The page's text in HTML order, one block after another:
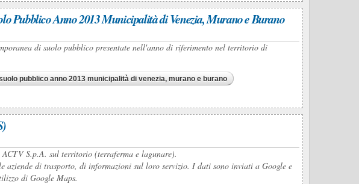
Pubblico Anno 2013 Municipalità di Venezia, Murano e Burano
di suolo pubblico presentate nell'anno di riferimento nel territorio di
pubblico anno 2013 municipalità di venezia, murano e burano
S.p.A. sul territorio (terraferma e lagunare).
aziende di trasporto, di informazioni sul loro servizio. I dati sono inviati a Google e
di Google Maps.